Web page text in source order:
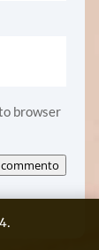
browser